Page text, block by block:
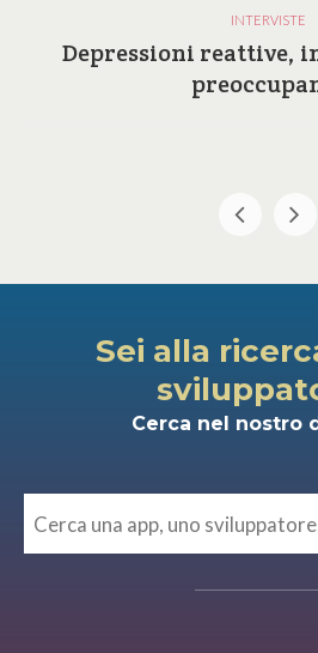
INTERVISTE
Depressioni reattive,
Sei alla
Cerca nel nostro